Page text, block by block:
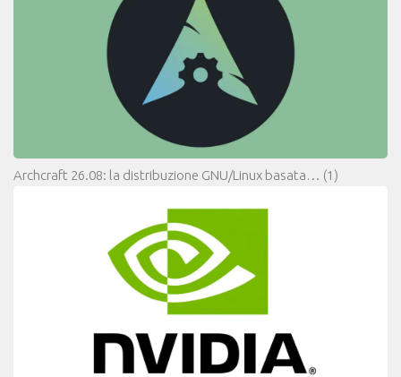
Archcraft 26.08: la distribuzione GNU/Linux basata… (1)